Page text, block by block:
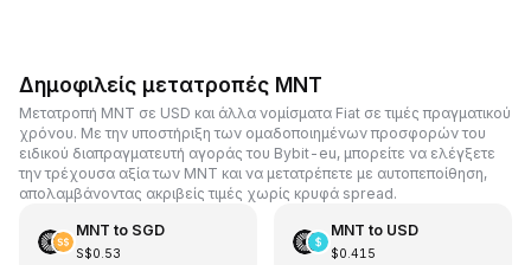
Δημοφιλείς μετατροπές MNT
Μετατροπή MNT σε USD και άλλα νομίσματα Fiat σε τιμές πραγματικού
χρόνου. Με την υποστήριξη των ομαδοποιημένων προσφορών του
ειδικού διαπραγματευτή αγοράς του Bybit-eu, μπορείτε να ελέγξετε
την τρέχουσα αξία των MNT και να μετατρέπετε με αυτοπεποίθηση,
απολαμβάνοντας ακριβείς τιμές χωρίς κρυφά spread.
MNT to SGD
S$0.53
MNT to USD
$0.415